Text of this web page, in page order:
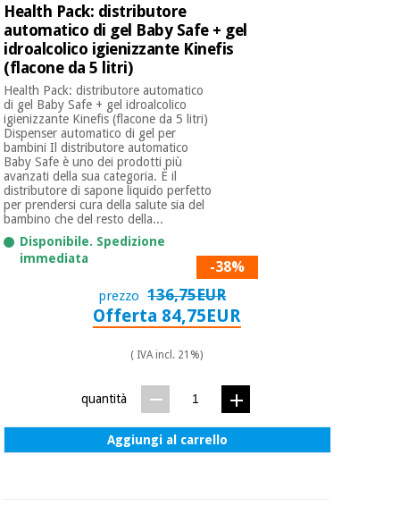
Ortopedia
Strumenti
chirurgici
(liquidazione)
Health Pack: distributore
automatico di gel Baby Safe + gel
idroalcolico igienizzante Kinefis
(flacone da 5 litri)
Health Pack: distributore automatico
di gel Baby Safe + gel idroalcolico
igienizzante Kinefis (flacone da 5 litri)
Dispenser automatico di gel per
bambini Il distributore automatico
Baby Safe è uno dei prodotti più
avanzati della sua categoria. È il
distributore di sapone liquido perfetto
per prendersi cura della salute sia del
bambino che del resto della...
Disponibile. Spedizione
immediata
-38%
prezzo 136,75EUR
Offerta 84,75EUR
( IVA incl. 21%)
quantità
Aggiungi al carrello